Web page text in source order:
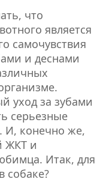
что
является
самочувствия
и деснами
уход за зубами
серьезные
И, конечно же,
ЖКТ и
Итак, для
собаке?